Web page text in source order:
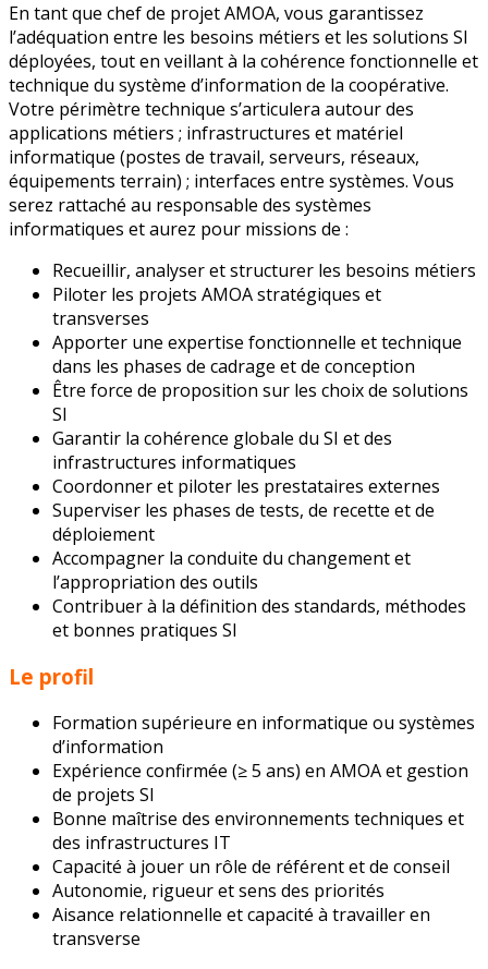
En tant que chef de projet AMOA, vous garantissez
l’adéquation entre les besoins métiers et les solutions SI
déployées, tout en veillant à la cohérence fonctionnelle et
technique du système d’information de la coopérative.
Votre périmètre technique s’articulera autour des
applications métiers ; infrastructures et matériel
informatique (postes de travail, serveurs, réseaux,
équipements terrain) ; interfaces entre systèmes. Vous
serez rattaché au responsable des systèmes
informatiques et aurez pour missions de :
Recueillir, analyser et structurer les besoins métiers
Piloter les projets AMOA stratégiques et
transverses
Apporter une expertise fonctionnelle et technique
dans les phases de cadrage et de conception
Être force de proposition sur les choix de solutions
SI
Garantir la cohérence globale du SI et des
infrastructures informatiques
Coordonner et piloter les prestataires externes
Superviser les phases de tests, de recette et de
déploiement
Accompagner la conduite du changement et
l’appropriation des outils
Contribuer à la définition des standards, méthodes
et bonnes pratiques SI
Le profil
Formation supérieure en informatique ou systèmes
d’information
Expérience confirmée (≥ 5 ans) en AMOA et gestion
de projets SI
Bonne maîtrise des environnements techniques et
des infrastructures IT
Capacité à jouer un rôle de référent et de conseil
Autonomie, rigueur et sens des priorités
Aisance relationnelle et capacité à travailler en
transverse